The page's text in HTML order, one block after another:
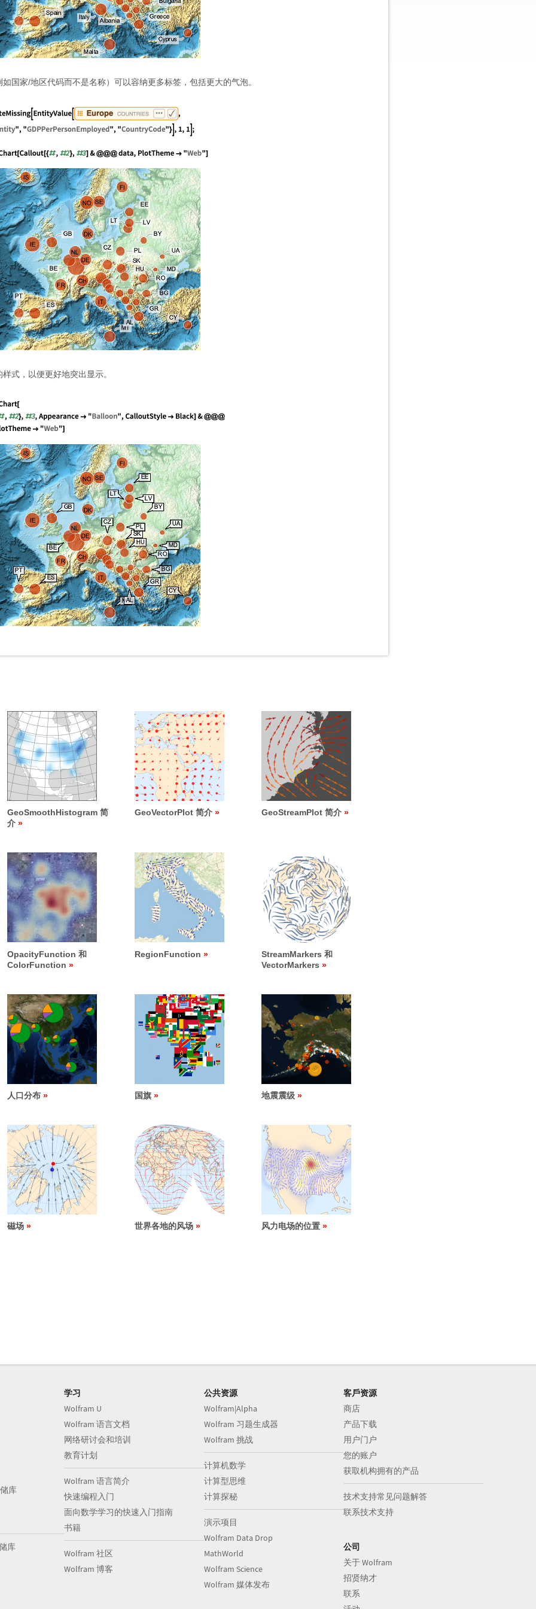
国家/地区代码而不是名称）可以容纳更多标签，包括更大的气泡。
式，以便更好地突出显示。
GeoSmoothHistogram 简
介
GeoVectorPlot 简介 GeoStreamPlot 简介
OpacityFunction 和
ColorFunction
RegionFunction
StreamMarkers 和
VectorMarkers
人口分布 国旗 地震震级
磁场 世界各地的风场 风力电场的位置
库
库
学习
Wolfram U
Wolfram 语言文档
网络研讨会和培训
教育计划
Wolfram 语言简介
快速编程入门
面向数学学习的快速入门指南
书籍
Wolfram 社区
Wolfram 博客
公共资源
Wolfram|Alpha
Wolfram 习题生成器
Wolfram 挑战
计算机数学
计算型思维
计算探秘
演示项目
Wolfram Data Drop
MathWorld
Wolfram Science
Wolfram 媒体发布
客戶资源
商店
产品下载
用户门户
您的账户
获取机构拥有的产品
技术支持常见问题解答
联系技术支持
公司
关于 Wolfram
招贤纳才
联系